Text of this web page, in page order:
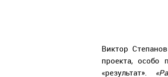
Виктор
проекта, особо
«результат».